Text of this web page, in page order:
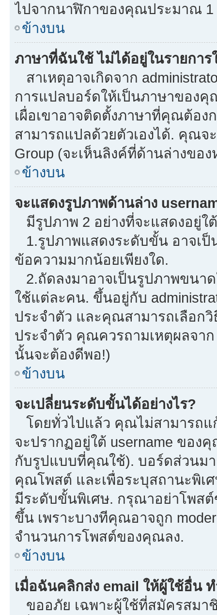
ไปจากนาฬิกาของคุณประมาณ 1
ข้างบน
ภาษาที่ฉันใช้ ไม่ได้อยู่ในรายการ
สาเหตุอาจเกิดจาก
การแปลบอร์ดให้เป็นภาษาของคุ
เผื่อเขาอาจติดตั้งภาษาที่คุณต้อ
สามารถแปลด้วยตัวเองได้. คุณจ
Group (จะเห็นลิงค์ที่ด้านล่างของ
ข้างบน
จะแสดงรูปภาพด้านล่าง
มีรูปภาพ 2 อย่างที่จะแสดงอยู่ใ
1.รูปภาพแสดงระดับขั้น อาจเ
ข้อความมากน้อยเพียงใด.
2.ถัดลงมาอาจเป็นรูปภาพขนา
ใช้แต่ละคน. ขึ้นอยู่กับ
ประจำตัว และคุณสามารถเลือก
ประจำตัว คุณควรถามเหตุผลจาก
นั้นจะต้องดีพอ!)
ข้างบน
จะเปลี่ยนระดับขั้นได้อย่างไร?
โดยทั่วไปแล้ว คุณไม่สามารถ
จะปรากฏอยู่ใต้ username ขอ
กับรูปแบบที่คุณใช้). บอร์ดส่วนม
คุณโพสต์ และเพื่อระบุสถานะพิเศ
มีระดับขั้นพิเศษ. กรุณาอย่าโพส
ขึ้น เพราะบางทีคุณอาจถูก
จำนวนการโพสต์ของคุณลง.
ข้างบน
เมื่อฉันคลิกส่ง email ให้ผู้ใช้อื่น
ขออภัย เฉพาะผู้ใช้ที่สมัครสมา